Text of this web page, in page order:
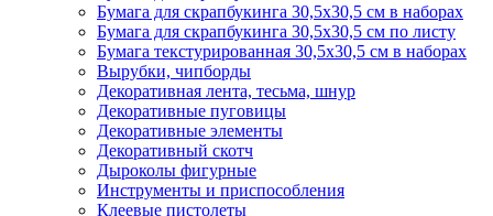
Бумага для скрапбукинга 30,5х30,5 см в наборах
Бумага для скрапбукинга 30,5х30,5 см по листу
Бумага текстурированная 30,5х30,5 см в наборах
Вырубки, чипборды
Декоративная лента, тесьма, шнур
Декоративные пуговицы
Декоративные элементы
Декоративный скотч
Дыроколы фигурные
Инструменты и приспособления
Клеевые пистолеты